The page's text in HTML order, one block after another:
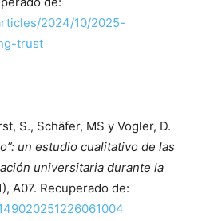
2024/10/2025-
trust
S., Schäfer, MS y Vogler, D.
un estudio cualitativo de las
universitaria durante la
A07. Recuperado de: